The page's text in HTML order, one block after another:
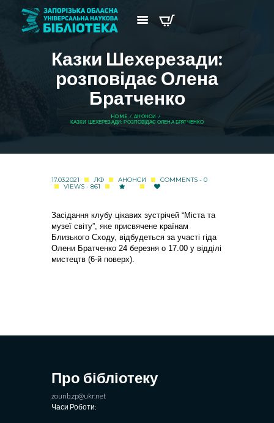
Казки Шехерезади:
розповідає Олена
Братченко
HOME
АНОНСИ
КАЗКИ ШЕХЕРЕЗАДИ: РОЗПОВІДАЄ ОЛЕНА БРАТЧЕНКО
17.03.2021 ЛФ АНОНСИ
COMMENTS - 0
VIEWS - 861
Засідання клубу цікавих зустрічей “Міста та
музеї світу”, яке присвячене країнам
Близького Сходу, відбудеться за участі гіда
Олени Братченко 24 березня о 17.00 у відділі
мистецтв (6-й поверх).
Про бібліотеку
zounb.zp@ukr.net
Часи Роботи: